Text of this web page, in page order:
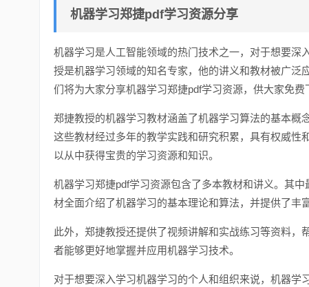
机器学习郑捷pdf学习资源分享
机器学习是人工智能领域的热门技术之一，对于想要
授是机器学习领域的知名专家，他的讲义和教材被广
们将为大家分享机器学习郑捷pdf学习资源，供大家免费
郑捷教授的机器学习教材涵盖了机器学习算法的基本概
这些教材经过多年的教学实践和研究积累，具有权威
以从中获得宝贵的学习资源和知识。
机器学习郑捷pdf学习资源包含了多本教材和讲义。其
材全面介绍了机器学习的基本理论和算法，并提供了丰
此外，郑捷教授还提供了视频讲解和实战练习等资料
者能够更好地掌握并应用机器学习技术。
对于想要深入学习机器学习的个人和组织来说，机器